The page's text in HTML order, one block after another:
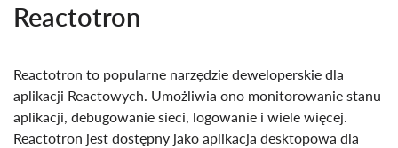
Reactotron
Reactotron to popularne narzędzie deweloperskie dla
aplikacji Reactowych. Umożliwia ono monitorowanie stanu
aplikacji, debugowanie sieci, logowanie i wiele więcej.
Reactotron jest dostępny jako aplikacja desktopowa dla